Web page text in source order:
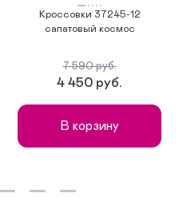
Кроссовки 37245-12
салатовый космос
7 590 руб.
4 450 руб.
В корзину